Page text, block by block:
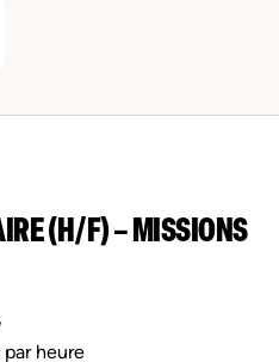
(H/F) – MISSIONS
par heure